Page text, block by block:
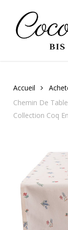
Accueil
Chemin De
Collection Coq